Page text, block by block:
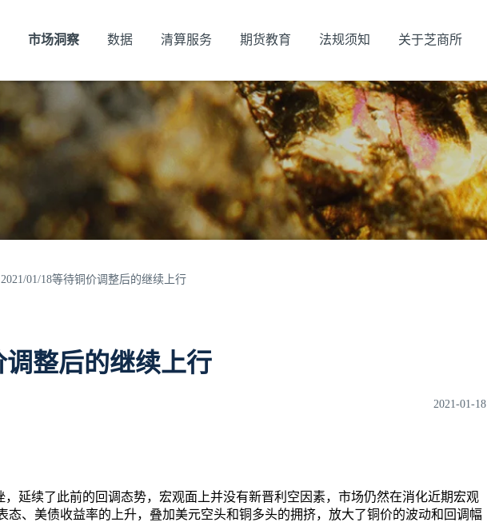
市场洞察 数据 清算服务 期货教育 法规须知 关于芝商所
2021/01/18等待铜价调整后的继续上行
调整后的继续上行
2021-01-18
，延续了此前的回调态势，宏观面上并没有新晋利空因素，市场仍然在消化近期宏观
态、美债收益率的上升，叠加美元空头和铜多头的拥挤，放大了铜价的波动和回调幅